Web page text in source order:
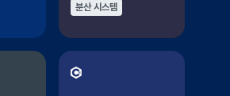
분산 시스템